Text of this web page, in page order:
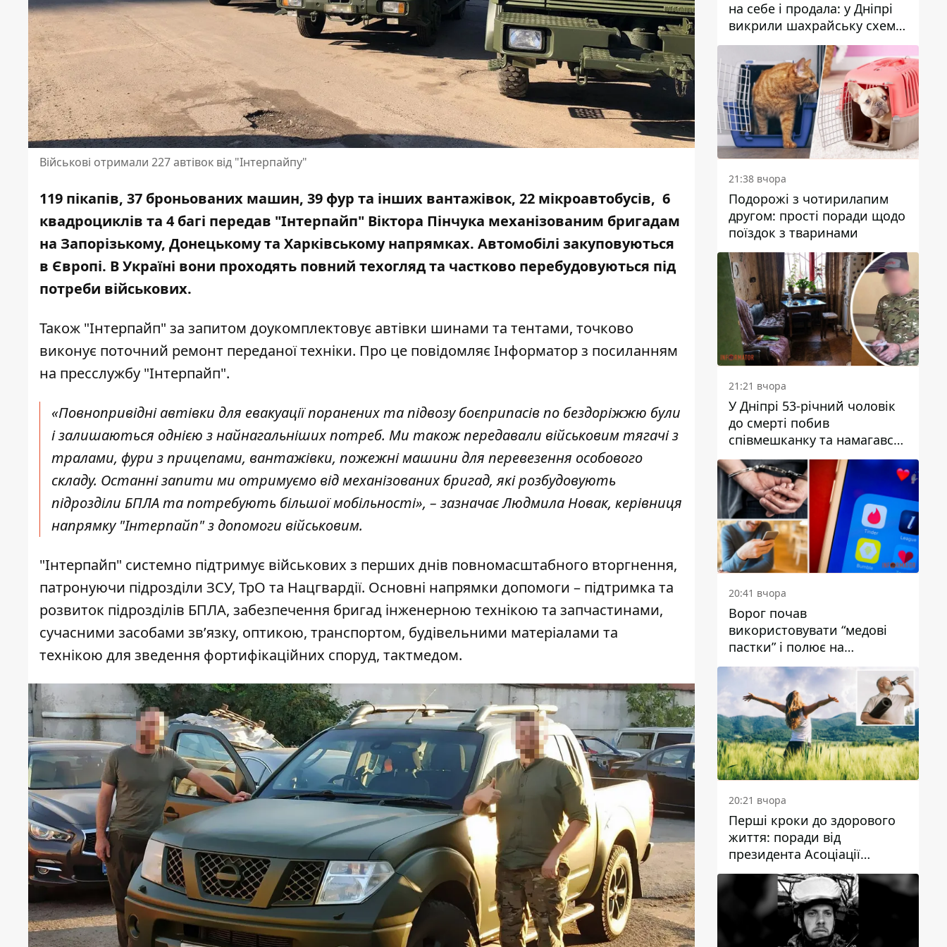
Військові отримали 227 автівок від "Інтерпайпу"
119 пікапів, 37 броньованих машин, 39 фур та інших вантажівок, 22 мікроавтобусів, 6
квадроциклів та 4 багі передав "Інтерпайп" Віктора Пінчука механізованим бригадам
на Запорізькому, Донецькому та Харківському напрямках. Автомобілі закуповуються
в Європі. В Україні вони проходять повний техогляд та частково перебудовуються під
потреби військових.
Також "Інтерпайп" за запитом доукомплектовує автівки шинами та тентами, точково
виконує поточний ремонт переданої техніки. Про це повідомляє Інформатор з посиланням
на пресслужбу "Інтерпайп".
«Повнопривідні автівки для евакуації поранених та підвозу боєприпасів по бездоріжжю були
і залишаються однією з найнагальніших потреб. Ми також передавали військовим тягачі з
тралами, фури з прицепами, вантажівки, пожежні машини для перевезення особового
складу. Останні запити ми отримуємо від механізованих бригад, які розбудовують
підрозділи БПЛА та потребують більшої мобільності», – зазначає Людмила Новак, керівниця
напрямку "Інтерпайп" з допомоги військовим.
"Інтерпайп" системно підтримує військових з перших днів повномасштабного вторгнення,
патронуючи підрозділи ЗСУ, ТрО та Нацгвардії. Основні напрямки допомоги – підтримка та
розвиток підрозділів БПЛА, забезпечення бригад інженерною технікою та запчастинами,
сучасними засобами зв’язку, оптикою, транспортом, будівельними матеріалами та
технікою для зведення фортифікаційних споруд, тактмедом.
на себе і продала: у Дніпрі
викрили шахрайську схему
з нерухомістю
21:38 вчора
Подорожі з чотирилапим
другом: прості поради щодо
поїздок з тваринами
21:21 вчора
У Дніпрі 53-річний чоловік
до смерті побив
співмешканку та намагався
приховати злочин: деталі
20:41 вчора
Ворог почав
використовувати “медові
пастки” і полює на
українських військових
20:21 вчора
Перші кроки до здорового
життя: поради від
президента Асоціації
дієтологів України